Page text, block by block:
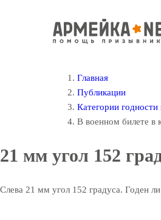
Главная
Публикации
Категории
В военном билете в
21 мм угол 152
Слева 21 мм угол 152 градуса. Годен ли